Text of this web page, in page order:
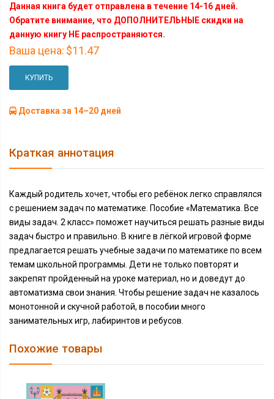
Данная книга будет отправлена в течение 14-16 дней.
Обратите внимание, что ДОПОЛНИТЕЛЬНЫЕ скидки на
данную книгу НЕ распространяются.
Ваша цена: $11.47
КУПИТЬ
Доставка за 14–20 дней
Краткая аннотация
Каждый родитель хочет, чтобы его ребёнок легко справлялся
с решением задач по математике. Пособие «Математика. Все
виды задач. 2 класс» поможет научиться решать разные виды
задач быстро и правильно. В книге в лёгкой игровой форме
предлагается решать учебные задачи по математике по всем
темам школьной программы. Дети не только повторят и
закрепят пройденный на уроке материал, но и доведут до
автоматизма свои знания. Чтобы решение задач не казалось
монотонной и скучной работой, в пособии много
занимательных игр, лабиринтов и ребусов.
Похожие товары